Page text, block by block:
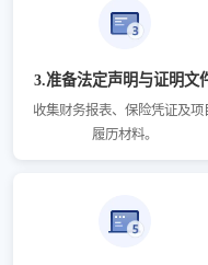
3.准备法定声明与证明文
收集财务报表、保险凭证及项
履历材料。